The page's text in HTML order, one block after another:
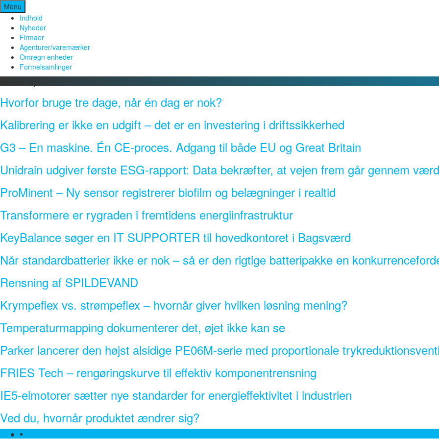
Spring
til
indhold
Menu
Indhold
Nyheder
Firmaer
Agenturer/varemærker
Omregn enheder
Formelsamlinger
Sidste Nyt
Hvorfor bruge tre dage, når én dag er nok?
Kalibrering er ikke en udgift – det er en investering i driftssikkerhed
G3 – En maskine. Én CE-proces. Adgang til både EU og Great Britain
Unidrain udgiver første ESG-rapport: Data bekræfter, at vejen frem går gennem
ProMinent – Ny sensor registrerer biofilm og belægninger i realtid
Transformere er rygraden i fremtidens energiinfrastruktur
KeyBalance søger en IT SUPPORTER til hovedkontoret i Bagsværd
Når standardbatterier ikke er nok – så er den rigtige batteripakke en
Rensning af SPILDEVAND
Krympeflex vs. strømpeflex – hvornår giver hvilken løsning mening?
Temperaturmapping dokumenterer det, øjet ikke kan se
Parker lancerer den højst alsidige PE06M-serie med proportionale
FRIES Tech – rengøringskurve til effektiv komponentrensning
IE5-elmotorer sætter nye standarder for energieffektivitet i industrien
Ved du, hvornår produktet ændrer sig?
Facebook